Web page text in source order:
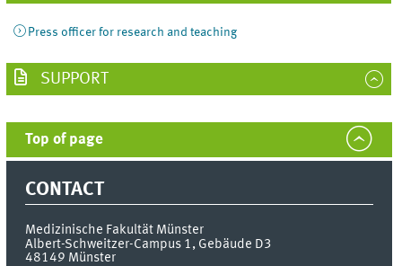
Press officer for research and teaching
SUPPORT
Top of page
CONTACT
Medizinische Fakultät Münster
Albert-Schweitzer-Campus 1, Gebäude D3
48149 Münster